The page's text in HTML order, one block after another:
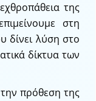
της
στη
δίνει λύση στο
δίκτυα των
πρόθεση της